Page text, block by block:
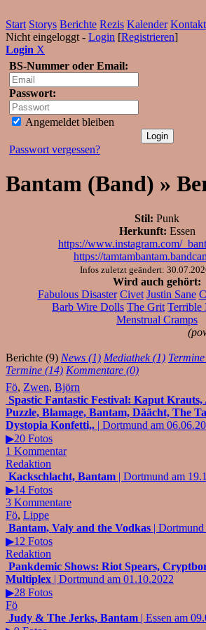
Start Storys Berichte Rezis Kalender Kontakt
Nicht eingeloggt - Login [Registrieren]
Login X
BS-Nummer oder Email:
Passwort:
Angemeldet bleiben
Passwort vergessen?
Bantam (Band) »
Stil: Punk
Herkunft: Essen
https://www.instagram.com/
https://
Infos zuletzt geändert:
Wird auch gehört:
Fabulous Disaster Civet Justin Sane
Barb Wire Dolls The Grit Terrible
Menstrual Cramps
Berichte (9) News (1) Mediathek (1)
Termine (14) Kommentare (0)
Fö, Zwen, Björn
Spastic Fantastic Festival: Kaput Krauts,
Puzzle, Blamage, Bantam, Däächt, The
Dystopia Konfetti,. | Dortmund am
▶20 Fotos
1 Kommentar
Redaktion
Kackschlacht, Bantam | Dortmund am
▶14 Fotos
3 Kommentare
Fö, Lippe
Bantam, Valy and the Vodkas |
▶12 Fotos
Redaktion
Pankdemic Shows: Riot Spears,
Multiplex | Dortmund am 01.10.2022
▶28 Fotos
Fö
Judy & The Jerks, Bantam | Essen am